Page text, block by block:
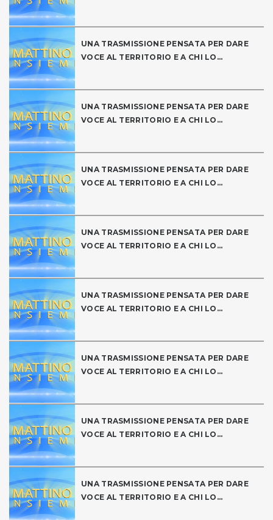
UNA TRASMISSIONE PENSATA PER DARE
VOCE AL TERRITORIO E A CHI LO...
UNA TRASMISSIONE PENSATA PER DARE
VOCE AL TERRITORIO E A CHI LO...
UNA TRASMISSIONE PENSATA PER DARE
VOCE AL TERRITORIO E A CHI LO...
UNA TRASMISSIONE PENSATA PER DARE
VOCE AL TERRITORIO E A CHI LO...
UNA TRASMISSIONE PENSATA PER DARE
VOCE AL TERRITORIO E A CHI LO...
UNA TRASMISSIONE PENSATA PER DARE
VOCE AL TERRITORIO E A CHI LO...
UNA TRASMISSIONE PENSATA PER DARE
VOCE AL TERRITORIO E A CHI LO...
UNA TRASMISSIONE PENSATA PER DARE
VOCE AL TERRITORIO E A CHI LO...